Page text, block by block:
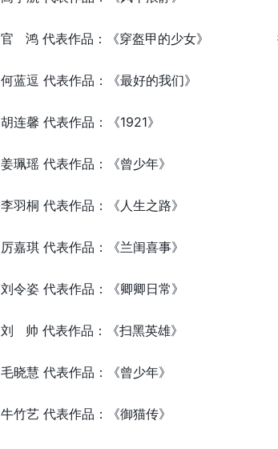
官 鸿 代表作品：《穿盔甲的少女》 推
何蓝逗 代表作品：《最好的我们》 推
胡连馨 代表作品：《1921》 推
姜珮瑶 代表作品：《曾少年》 推
李羽桐 代表作品：《人生之路》 推
厉嘉琪 代表作品：《兰闺喜事》 推
刘令姿 代表作品：《卿卿日常》 推
刘 帅 代表作品：《扫黑英雄》 推
毛晓慧 代表作品：《曾少年》 推
牛竹艺 代表作品：《御猫传》 推